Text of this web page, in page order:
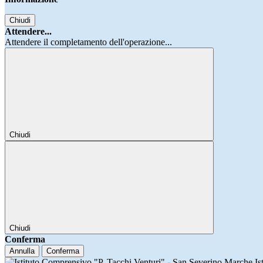
Chiudi
Attendere...
Attendere il completamento dell'operazione...
Chiudi
Chiudi
Conferma
Annulla Conferma